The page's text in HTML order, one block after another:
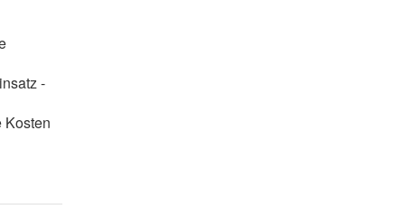
-
Kosten